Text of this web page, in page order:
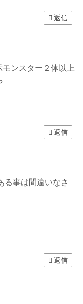
返信
ンスター２体以上
返信
る事は間違いなさ
返信